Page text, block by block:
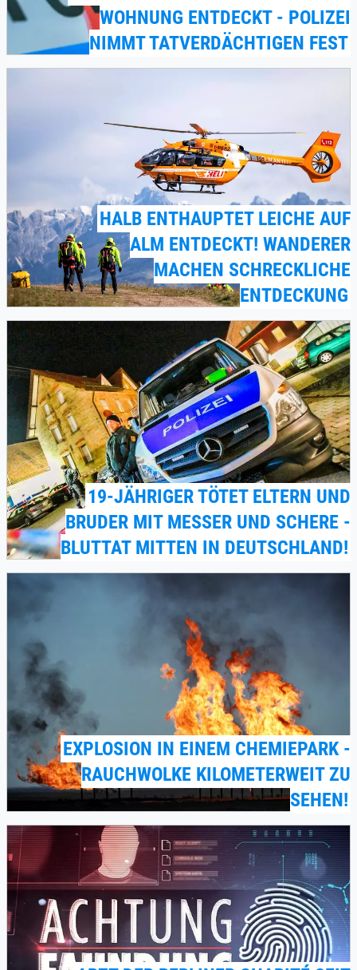
WOHNUNG ENTDECKT - POLIZEI
NIMMT TATVERDÄCHTIGEN FEST
HALB ENTHAUPTET LEICHE AUF
ALM ENTDECKT! WANDERER
MACHEN SCHRECKLICHE
ENTDECKUNG
19-JÄHRIGER TÖTET ELTERN UND
BRUDER MIT MESSER UND SCHERE -
BLUTTAT MITTEN IN DEUTSCHLAND!
EXPLOSION IN EINEM CHEMIEPARK -
RAUCHWOLKE KILOMETERWEIT ZU
SEHEN!